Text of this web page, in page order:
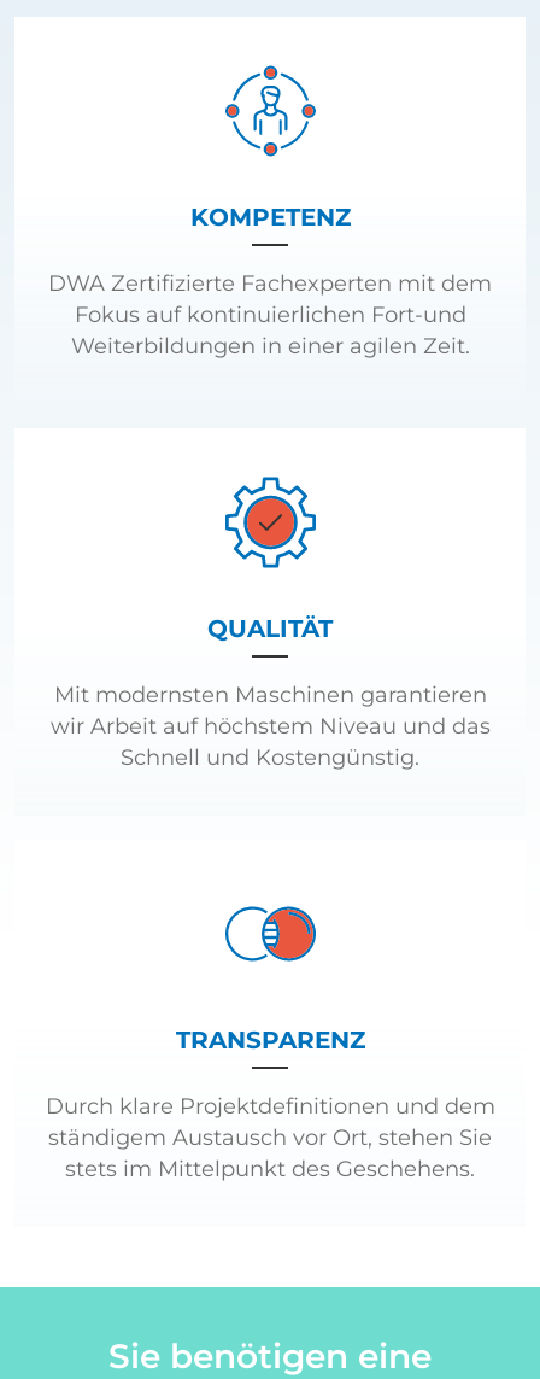
KOMPETENZ
DWA Zertifizierte Fachexperten mit dem
Fokus auf kontinuierlichen Fort-und
Weiterbildungen in einer agilen Zeit.
QUALITÄT
Mit modernsten Maschinen garantieren
wir Arbeit auf höchstem Niveau und das
Schnell und Kostengünstig.
TRANSPARENZ
Durch klare Projektdefinitionen und dem
ständigem Austausch vor Ort, stehen Sie
stets im Mittelpunkt des Geschehens.
Sie benötigen eine